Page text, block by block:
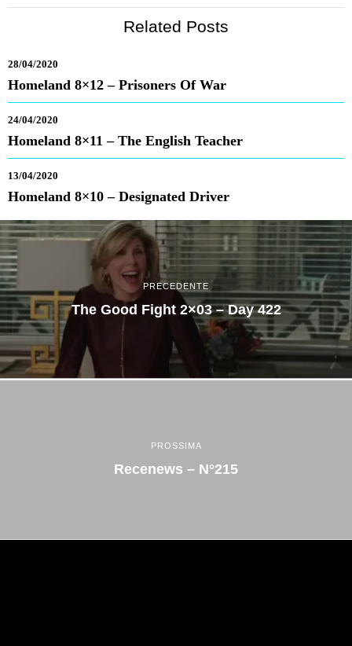
Related Posts
28/04/2020
Homeland 8×12 – Prisoners Of War
24/04/2020
Homeland 8×11 – The English Teacher
13/04/2020
Homeland 8×10 – Designated Driver
PRECEDENTE
The Good Fight 2×03 – Day 422
PROSSIMA
Recenews – N°215